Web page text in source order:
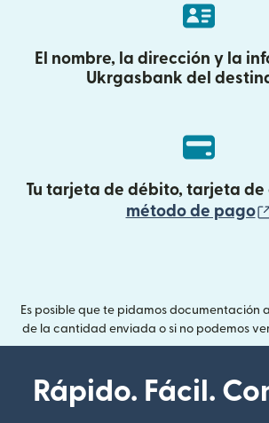
El nombre, la dirección y la
Ukrgasbank del
Tu tarjeta de débito, tarjeta de
método de pago
Es posible que te pidamos documentación
de la cantidad enviada o si no podemos
Rápido. Fácil.